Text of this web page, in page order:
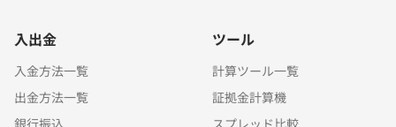
入出金
入金方法一覧
出金方法一覧
銀行振込
ツール
計算ツール一覧
証拠金計算機
スプレッド比較